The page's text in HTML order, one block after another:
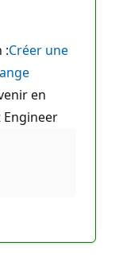
:Créer une
en